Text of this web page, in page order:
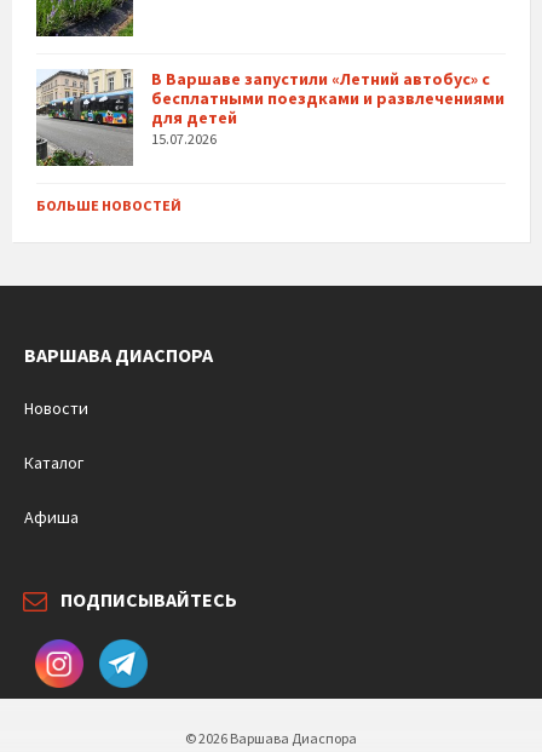
В Варшаве запустили «Летний автобус» с
бесплатными поездками и развлечениями
для детей
15.07.2026
БОЛЬШЕ НОВОСТЕЙ
ВАРШАВА ДИАСПОРА
Новости
Каталог
Афиша
ПОДПИСЫВАЙТЕСЬ
© 2026 Варшава Диаспора